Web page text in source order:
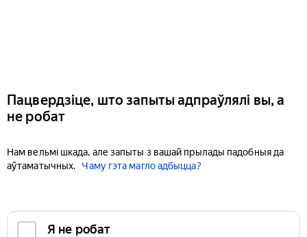
Пацвердзіце, што запыты адпраўлялі вы, а
не робат
Нам вельмі шкада, але запыты з вашай прылады падобныя да
аўтаматычных.
Чаму гэта магло адбыцца?
Я не робат